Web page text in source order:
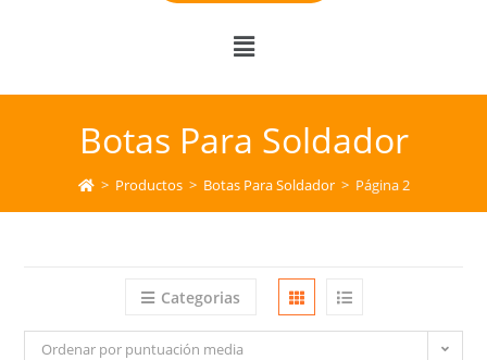
Botas Para Soldador
> Productos > Botas Para Soldador > Página 2
Categorias
Ordenar por puntuación media